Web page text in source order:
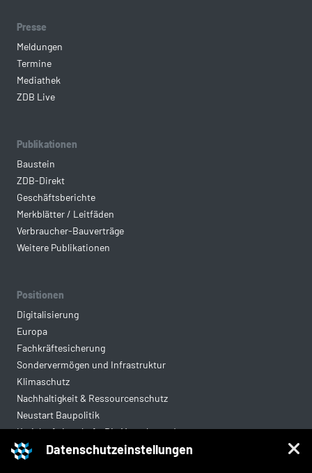
Datenschutzeinstellungen
Presse
Meldungen
Termine
Mediathek
ZDB Live
Publikationen
Baustein
ZDB-Direkt
Geschäftsberichte
Merkblätter / Leitfäden
Verbraucher-Bauverträge
Weitere Publikationen
Positionen
Digitalisierung
Europa
Fachkräftesicherung
Sondervermögen und Infrastruktur
Klimaschutz
Nachhaltigkeit & Ressourcenschutz
Neustart Baupolitik
Kreislaufwirtschaft: Die Mantelverordnung
Mittelstandsgerechte Vergabe